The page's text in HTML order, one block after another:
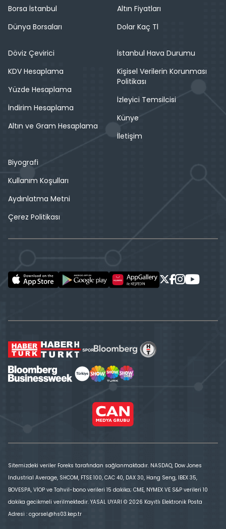
Borsa İstanbul
Dünya Borsaları
Altın Fiyatları
Dolar Kaç Tl
Döviz Çevirici
KDV Hesaplama
Yüzde Hesaplama
İndirim Hesaplama
Altın ve Gram Hesaplama
İstanbul Hava Durumu
Kişisel Verilerin Korunması
Politikası
İzleyici Temsilcisi
Künye
İletişim
Biyografi
Kullanım Koşulları
Aydınlatma Metni
Çerez Politikası
Sitemizdeki veriler Foreks tarafından sağlanmaktadır. NASDAQ, Dow Jones
Industrial Average, SHCOM, FTSE 100, CAC 40, DAX 30, Hang Seng, IBEX 35,
BOVESPA, VİOP ve Tahvil-bono verileri 15 dakika; CME, NYMEX VE S&P verileri 10
dakika gecikmeli verilmektedir. YASAL UYARI © 2026 Kayıtlı Elektronik Posta
Adresi : cgorsel@hs03.kep.tr